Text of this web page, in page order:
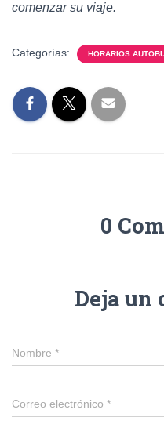
comenzar su viaje.
Categorías: HORARIOS
0
Deja un
Nombre *
Correo electrónico *